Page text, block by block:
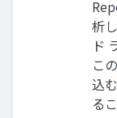
析
ド
こ
込
る